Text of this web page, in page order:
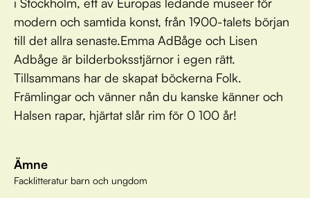
modern och samtida konst, från 1900-talets början
till det allra senaste.Emma AdBåge och Lisen
Adbåge är bilderboksstjärnor i egen rätt.
Tillsammans har de skapat böckerna Folk.
Främlingar och vänner nån du kanske känner och
Halsen rapar, hjärtat slår rim för 0 100 år!
Ämne
Facklitteratur barn och ungdom